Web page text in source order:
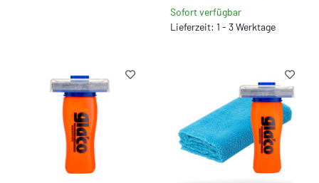
Sofort verfügbar
Lieferzeit: 1 - 3 Werktage